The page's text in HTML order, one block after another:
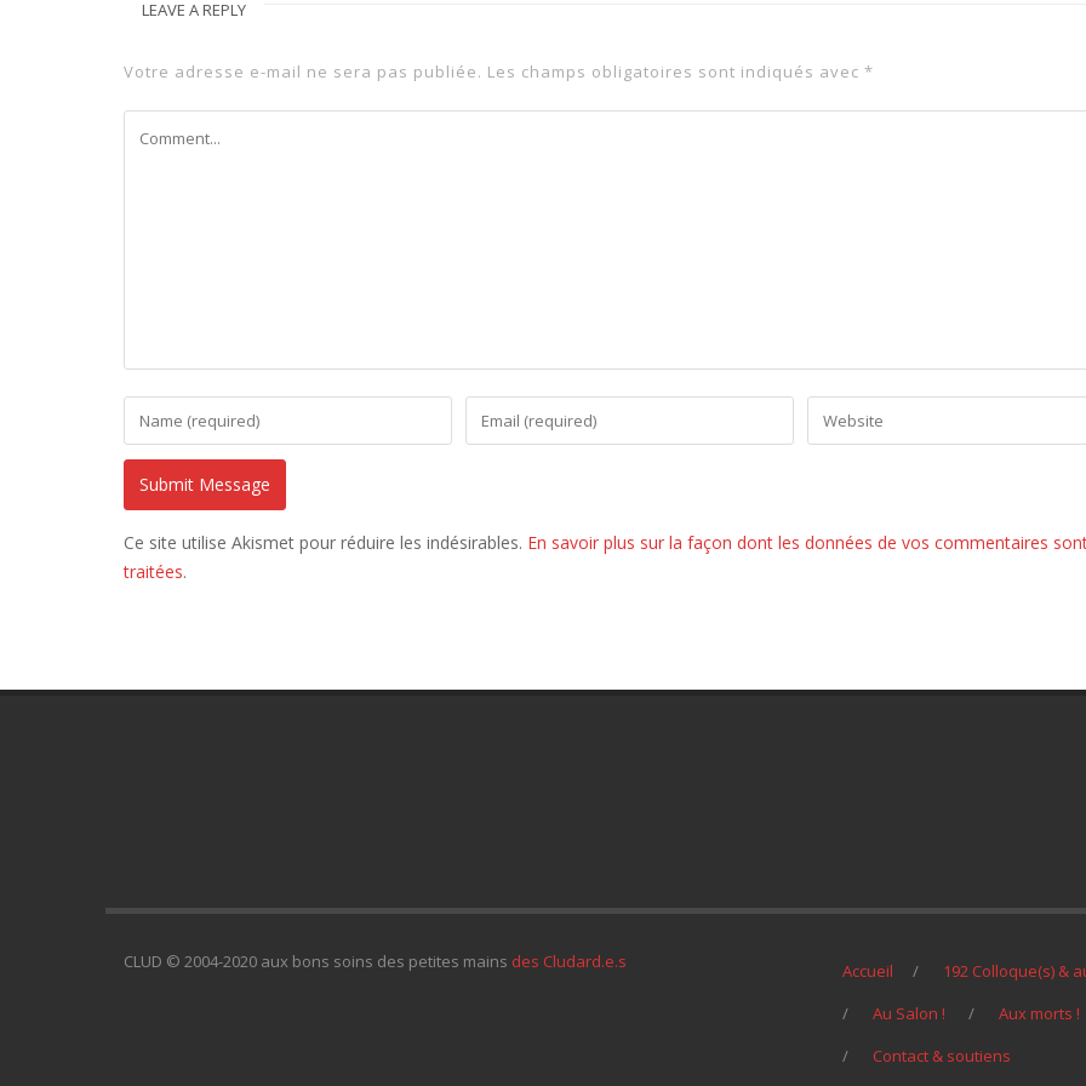
LEAVE A REPLY
Votre adresse e-mail ne sera pas publiée. Les champs obligatoires sont indiqués avec *
Ce site utilise Akismet pour réduire les indésirables. En savoir plus sur la façon dont les données de vos commentaires
traitées.
CLUD © 2004-2020 aux bons soins des petites mains des Cludard.e.s Accueil
192 Colloque(s) &
Au Salon !
Aux morts !
Contact & soutiens